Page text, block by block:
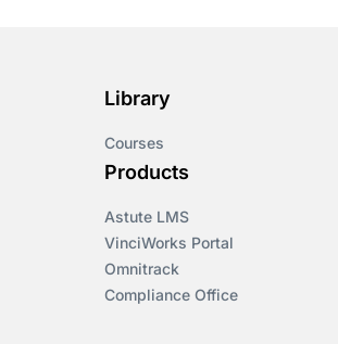
Library
Courses
Products
Astute LMS
VinciWorks Portal
Omnitrack
Compliance Office